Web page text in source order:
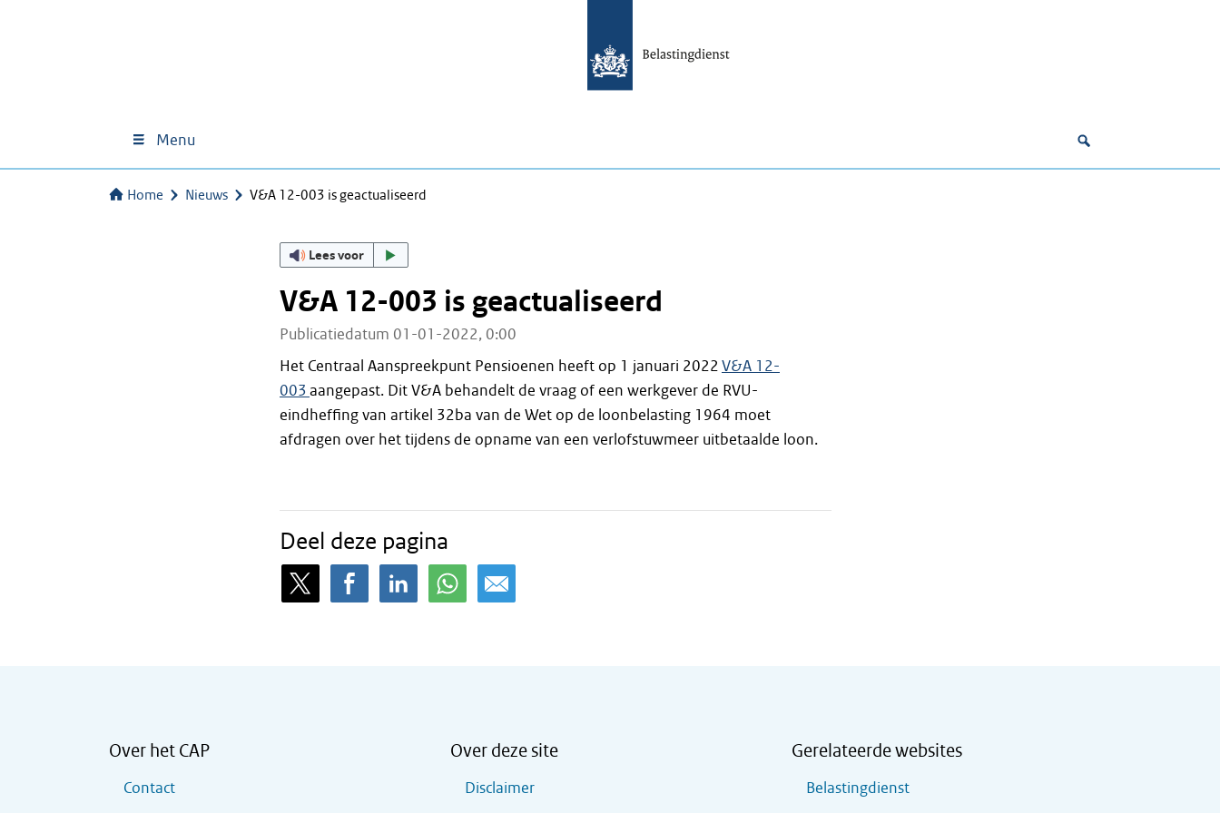
Menu
Home Nieuws V&A 12-003 is ge­ac­tu­a­li­seerd
Lees voor
V&A 12-003 is ge­ac­tu­a­li­seerd
Publicatiedatum 01-01-2022, 0:00
Het Centraal Aanspreekpunt Pensioenen heeft op 1 januari 2022V&A 12-
003 aangepast. Dit V&A behandelt de vraag of een werkgever de RVU-
eindheffing van artikel 32ba van de Wet op de loonbelasting 1964 moet
afdragen over het tijdens de opname van een verlofstuwmeer uitbetaalde loon.
Deel deze pagina
Over het CAP
Contact
Over deze site
Disclaimer
Gerelateerde websites
Belastingdienst